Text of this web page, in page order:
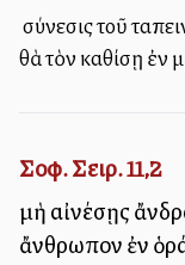
Ἡ σύνεσις τοῦ
θὰ τὸν καθίσῃ ἐν
Σοφ. Σειρ. 11,2
μὴ αἰνέσῃς
ἄνθρωπον ἐν